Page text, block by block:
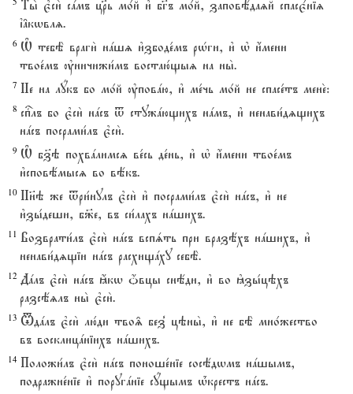
Ты2 є3си2 сaмъ цRь мо1й и3 бг7ъ мо1й, заповёдаzй спасє1ніz
ї†кwвлz.
6 Њ тебЁ враги2 нaшz и3збоде1мъ рHги, и3 њ и4мени
твое1мъ ўничижи1мъ востаю1щыz на ны2.
7 Не на лyкъ бо мо1й ўповaю, и3 ме1чь мо1й не спасе1тъ мене2:
8 спcлъ бо є3си2 нaсъ t стужaющихъ нaмъ, и3 ненави1дzщихъ
нaсъ посрами1лъ є3си2.
9 Њ бз7э похвaлимсz ве1сь де1нь, и3 њ и4мени твое1мъ
и3сповёмысz во вёкъ.
10 Нн7э же tри1нулъ є3си2 и3 посрами1лъ є3си2 нaсъ, и3 не
и3зы1деши, б9е, въ си1лахъ нaшихъ.
11 Возврати1лъ є3си2 нaсъ вспsть при вразёхъ нaшихъ, и3
ненави1дzщіи нaсъ расхищaху себЁ.
12 Дaлъ є3си2 нaсъ ћкw џвцы снёди, и3 во kзы1цэхъ
разсёzлъ ны2 є3си2.
13 Tдaлъ є3си2 лю1ди тво‰ без8 цэны2, и3 не бЁ мно1жество
въ восклицaніихъ нaшихъ.
14 Положи1лъ є3си2 нaсъ поноше1ніе сосёдwмъ нaшымъ,
подражне1ніе и3 поругaніе сyщымъ њ1крестъ нaсъ.